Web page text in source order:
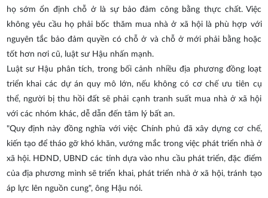
họ sớm ổn định chỗ ở là sự bảo đảm công bằng thực chất. Việc
không yêu cầu họ phải bốc thăm mua nhà ở xã hội là phù hợp với
nguyên tắc bảo đảm quyền có chỗ ở và chỗ ở mới phải bằng hoặc
tốt hơn nơi cũ, luật sư Hậu nhấn mạnh.
Luật sư Hậu phân tích, trong bối cảnh nhiều địa phương đồng loạt
triển khai các dự án quy mô lớn, nếu không có cơ chế ưu tiên cụ
thể, người bị thu hồi đất sẽ phải cạnh tranh suất mua nhà ở xã hội
với các nhóm khác, dễ dẫn đến tâm lý bất an.
"Quy định này đồng nghĩa với việc Chính phủ đã xây dựng cơ chế,
kiến tạo để tháo gỡ khó khăn, vướng mắc trong việc phát triển nhà ở
xã hội. HĐND, UBND các tỉnh dựa vào nhu cầu phát triển, đặc điểm
của địa phương mình sẽ triển khai, phát triển nhà ở xã hội, tránh tạo
áp lực lên nguồn cung", ông Hậu nói.